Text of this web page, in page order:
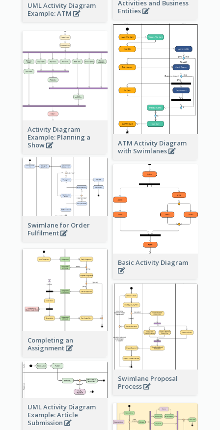
UML Activity Diagram
Example: ATM
Activities and Business
Entities
ATM Activity Diagram
with Swimlanes
Activity Diagram
Example: Planning a
Show
Swimlane for Order
Fulfilment
Basic Activity Diagram
Completing an
Assignment
Swimlane Proposal
Process
UML Activity Diagram
Example: Article
Submission